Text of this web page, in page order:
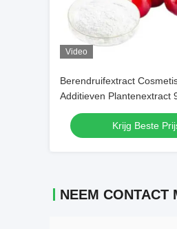
Video
Berendruifextract
Additieven Plantenextract
Ursolzuur Ursi Extract
Berendruifbladextract voor
Huidverzorging
Krijg Beste